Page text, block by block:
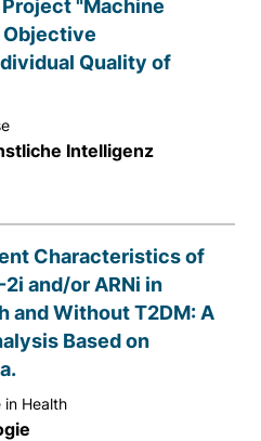
"Machine
Quality of
Intelligenz
Characteristics of
2i and/or ARNi in
and Without T2DM: A
Based on
in Health